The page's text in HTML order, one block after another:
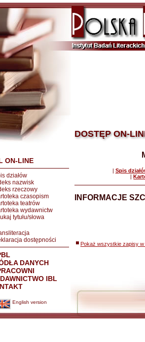
ON-LINE
działów
nazwisk
rzeczowy
czasopism
teatrów
wydawnictw
tytułu/słowa
dostępności
DANYCH
IBL
English version
DOSTĘP ON-
| Spis
|
INFORMACJE
Pokaż wszystkie zapisy